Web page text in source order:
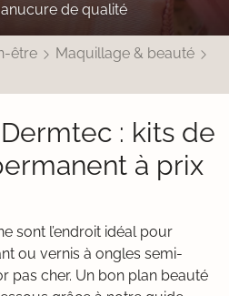
de qualité
être
Maquillage & beauté
: kits de
à prix
sont l’endroit idéal pour
ou vernis à ongles semi-
pas cher. Un bon plan beauté